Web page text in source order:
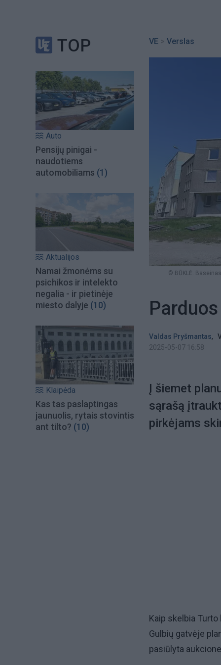
TOP
Auto
Pensijų pinigai -
naudotiems
automobiliams (1)
Aktualijos
Namai žmonėms su
psichikos ir intelekto
negalia - ir pietinėje
miesto dalyje (10)
Klaipėda
Kas tas paslaptingas
jaunuolis, rytais stovintis
ant tilto? (10)
VE > Verslas
© BŪKLĖ.
Valdas Pryšmantas,
2025-05-07 16:58
Į šiemet
sąrašą
pirkėjams
Kaip skelbia
Gulbių gatvėje
pasiūlyta